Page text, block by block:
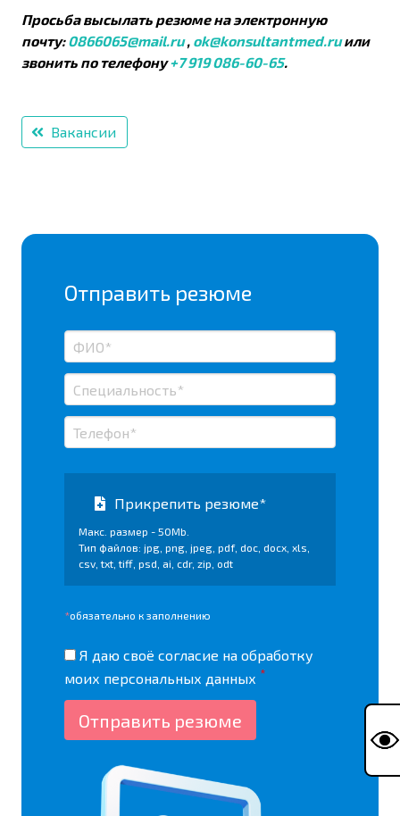
Просьба высылать резюме на электронную
почту:0866065@mail.ru, ok@konsultantmed.ruили
звонить по телефону+7 919 086-60-65.
Вакансии
Отправить резюме
Прикрепить резюме*
Макс. размер - 50Mb.
Тип файлов: jpg, png, jpeg, pdf, doc, docx, xls,
csv, txt, tiff, psd, ai, cdr, zip, odt
*обязательно к заполнению
Я даю своё согласие на обработку
моих персональных данных *
Отправить резюме